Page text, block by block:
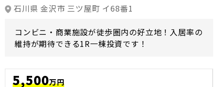
石川県 金沢市 三ツ屋町 イ68番1
コンビニ・商業施設が徒歩圏内の好立地！入居率の
維持が期待できる1R一棟投資です！
5,500万円